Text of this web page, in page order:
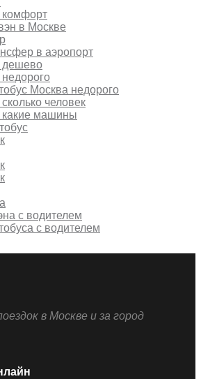
комфорт
в Москве
в аэропорт
дешево
Москва недорого
человек
какие машины
с водителем
с водителем
в Москве и за город